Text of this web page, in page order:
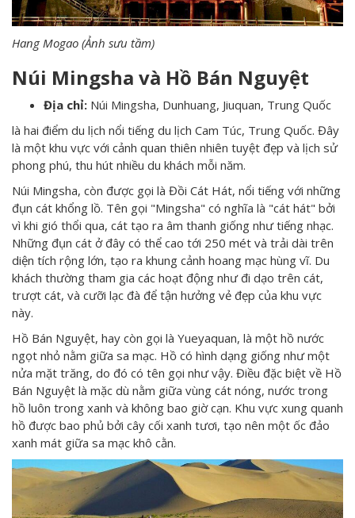
Hang Mogao (Ảnh sưu tầm)
Núi Mingsha và Hồ Bán Nguyệt
Địa chỉ: Núi Mingsha, Dunhuang, Jiuquan, Trung Quốc
là hai điểm du lịch nổi tiếng du lịch Cam Túc, Trung Quốc. Đây
là một khu vực với cảnh quan thiên nhiên tuyệt đẹp và lịch sử
phong phú, thu hút nhiều du khách mỗi năm.
Núi Mingsha, còn được gọi là Đồi Cát Hát, nổi tiếng với những
đụn cát khổng lồ. Tên gọi "Mingsha" có nghĩa là "cát hát" bởi
vì khi gió thổi qua, cát tạo ra âm thanh giống như tiếng nhạc.
Những đụn cát ở đây có thể cao tới 250 mét và trải dài trên
diện tích rộng lớn, tạo ra khung cảnh hoang mạc hùng vĩ. Du
khách thường tham gia các hoạt động như đi dạo trên cát,
trượt cát, và cưỡi lạc đà để tận hưởng vẻ đẹp của khu vực
này.
Hồ Bán Nguyệt, hay còn gọi là Yueyaquan, là một hồ nước
ngọt nhỏ nằm giữa sa mạc. Hồ có hình dạng giống như một
nửa mặt trăng, do đó có tên gọi như vậy. Điều đặc biệt về Hồ
Bán Nguyệt là mặc dù nằm giữa vùng cát nóng, nước trong
hồ luôn trong xanh và không bao giờ cạn. Khu vực xung quanh
hồ được bao phủ bởi cây cối xanh tươi, tạo nên một ốc đảo
xanh mát giữa sa mạc khô cằn.